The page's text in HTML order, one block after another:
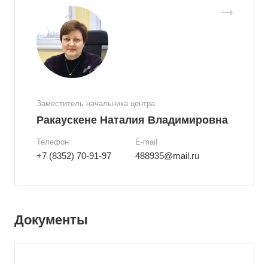
Заместитель начальника центра
Ракаускене Наталия Владимировна
Телефон
+7 (8352) 70-91-97
E-mail
488935@mail.ru
Документы